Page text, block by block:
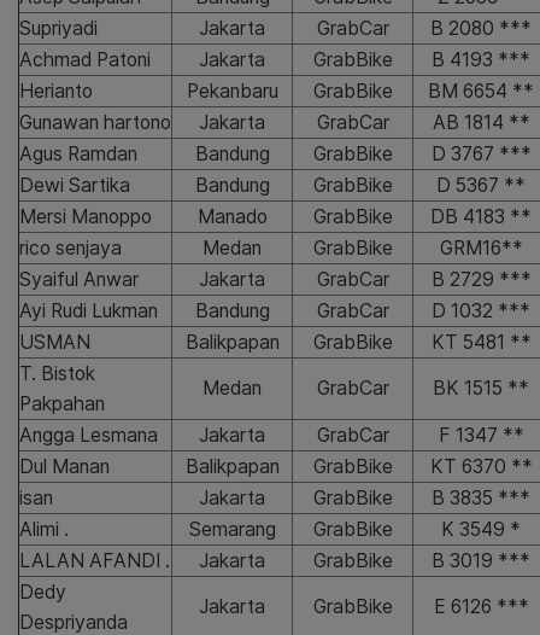
Supriyadi
Jakarta GrabCar
B 2080 ***
Achmad Patoni
Jakarta GrabBike
B 4193 ***
Herianto
Pekanbaru GrabBike
BM 6654 **
Gunawan hartono
Jakarta GrabCar
AB 1814 **
Agus Ramdan
Bandung GrabBike
D 3767 ***
Dewi Sartika
Bandung GrabBike
D 5367 **
Mersi Manoppo
Manado GrabBike
DB 4183 **
rico senjaya
Medan GrabBike
GRM16**
Syaiful Anwar
Jakarta GrabCar
B 2729 ***
Ayi Rudi Lukman
Bandung GrabCar
D 1032 ***
USMAN
Balikpapan GrabBike
KT 5481 **
T. Bistok
Pakpahan
Medan GrabCar BK 1515 **
Angga Lesmana Jakarta GrabCar
F 1347 **
Dul Manan
Balikpapan GrabBike
KT 6370 **
isan
Jakarta GrabBike
B 3835 ***
Alimi .
Semarang GrabBike
K 3549 *
LALAN AFANDI .
Jakarta GrabBike
B 3019 ***
Dedy
Despriyanda
Jakarta GrabBike E 6126 ***